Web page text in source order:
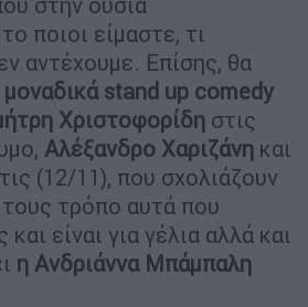
ποιοι είμαστε, τι
αντέχουμε. Επίσης, θα
stand up comedy
Χριστοφορίδη στις
Αλέξανδρο Χαριζάνη και
(12/11), που σχολιάζουν
τρόπο αυτά που
είναι για γέλια αλλά και
η Ανδριάννα Μπάμπαλη